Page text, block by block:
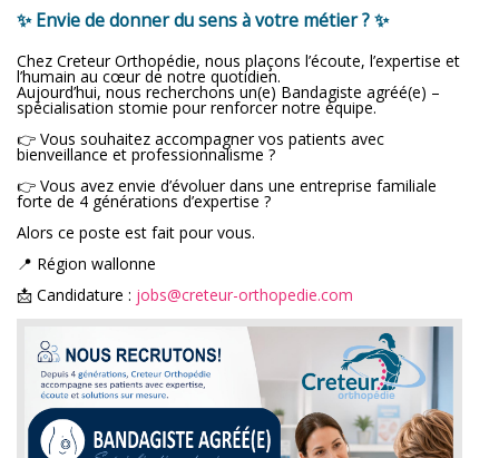
✨ Envie de donner du sens à votre métier ? ✨
Chez Creteur Orthopédie, nous plaçons l’écoute, l’expertise et
l’humain au cœur de notre quotidien.
Aujourd’hui, nous recherchons un(e) Bandagiste agréé(e) –
spécialisation stomie pour renforcer notre équipe.
👉 Vous souhaitez accompagner vos patients avec
bienveillance et professionnalisme ?
👉 Vous avez envie d’évoluer dans une entreprise familiale
forte de 4 générations d’expertise ?
Alors ce poste est fait pour vous.
📍 Région wallonne
📩 Candidature : jobs@creteur-orthopedie.com